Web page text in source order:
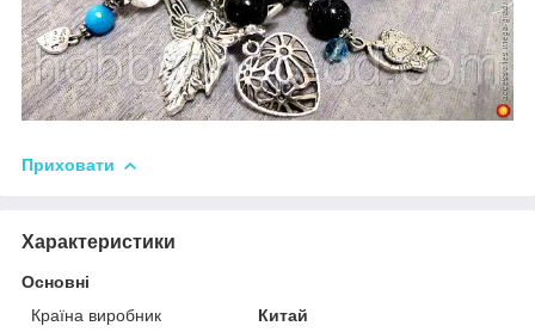
Приховати
Характеристики
Основні
Країна виробник
Китай